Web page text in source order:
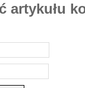
artykułu